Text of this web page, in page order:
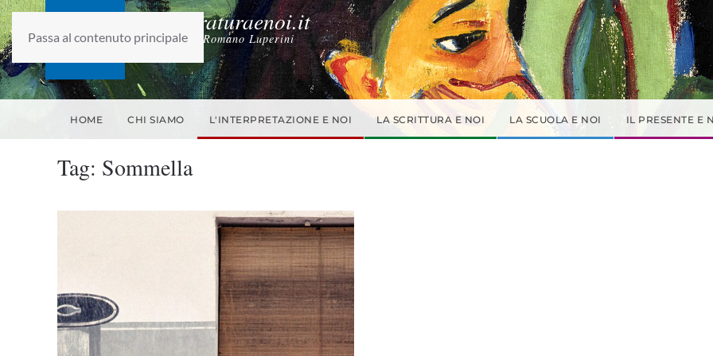
Passa al contenuto principale
laletteraturaenoi.it
fondato da Romano Luperini
HOME CHI SIAMO L'INTERPRETAZIONE E NOI LA SCRITTURA E NOI LA SCUOLA E NOI IL PRESENTE E
Tag: Sommella